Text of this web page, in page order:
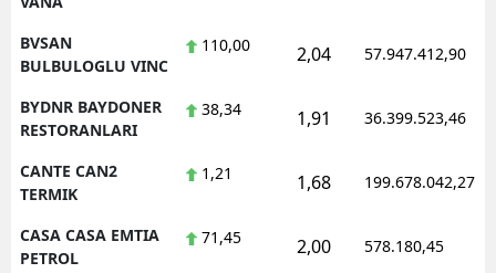
BVSAN
BULBULOGLU VINC
110,00 2,04 57.947.412,90
BYDNR BAYDONER
RESTORANLARI
38,34 1,91 36.399.523,46
CANTE CAN2
TERMIK
1,21 1,68 199.678.042,27
CASA CASA EMTIA
PETROL
71,45 2,00 578.180,45